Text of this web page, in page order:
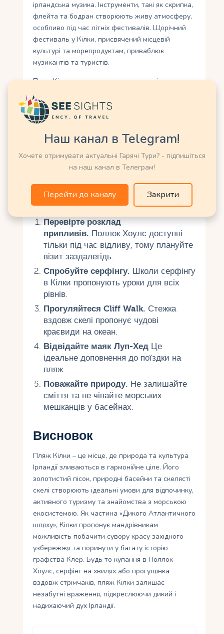
ірландська музика. Інструменти, такі як скрипка,
флейта та бодран створюють живу атмосферу,
особливо під час літніх фестивалів. Щорічний
фестиваль у Кілки, присвячений місцевій
культурі та морепродуктам, приваблює
музикантів та туристів.
Пляж Кілки також надихав художників та
золотий пісок та суворі скелі, часто з’являються
у картинах та фотографіях. У ХІХ столітті Кілки
поетів, які шукали натхнення в дикій природі
чарівність, поєднуючи сучасні вигоди з
Поради для туристів
Перевірте розклад
припливів. Поллок Хоулс доступні
тільки під час відливу, тому плануйте
візит заздалегідь.
Спробуйте серфінгу. Школи серфінгу
в Кілки пропонують уроки для всіх
рівнів.
Прогуляйтеся Cliff Walk. Стежка
вздовж скелі пропонує чудові
краєвиди на океан.
Відвідайте маяк Луп-ХедЦе
ідеальне доповнення до поїздки на
пляж.
Поважайте природу. Не залишайте
сміття та не чіпайте морських
мешканців у басейнах.
Висновок
Пляж Кілки – це місце, де природа та культура
Ірландії зливаються в гармонійне ціле. Його
золотистий пісок, природні басейни та скелясті
скелі створюють ідеальні умови для відпочинку,
активного туризму та знайомства з морською
екосистемою. Як частина «Дикого Атлантичного
шляху», Кілки пропонує мандрівникам
можливість побачити сувору красу західного
узбережжя та поринути у багату історію
графства Клер. Будь то купання в Поллок-
Хоулс, серфінг на хвилях або прогулянка
вздовж стрімчаків, пляж Кілки залишає
незабутні враження, підкреслюючи дикий і
надихаючий дух Ірландії.
Наш канал в Telegram!
Хочете отримувати актуальні Гарячі Тури? - підпишіться
на наш канал в Телеграм!
Перейти до каналу Закрити